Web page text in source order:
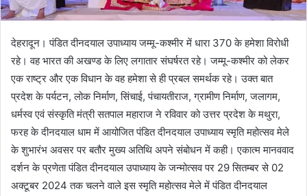
देहरादून। पंडित दीनदयाल उपाध्याय जम्मू-कश्मीर में धारा 370 के हमेशा विरोधी
रहे। वह भारत की अखण्ड के लिए लगातार संघर्षरत रहे। जम्मू-कश्मीर को लेकर
एक राष्ट्र और एक विधान के वह हमेशा से ही प्रबल समर्थक रहे। उक्त बात
प्रदेश के पर्यटन, लोक निर्माण, सिंचाई, पंचायतीराज, ग्रामीण निर्माण, जलागम,
धर्मस्व एवं संस्कृति मंत्री सतपाल महाराज ने रविवार को उत्तर प्रदेश के मथुरा,
फरह के दीनदयाल धाम में आयोजित पंडित दीनदयाल उपाध्याय स्मृति महोत्सव मेले
के शुभारंभ अवसर पर बतौर मुख्य अतिथि अपने संबोधन में कही। एकात्म मानववाद
दर्शन के प्रणेता पंडित दीनदयाल उपाध्याय के जन्मोत्सव पर 29 सितम्बर से 02
अक्टूबर 2024 तक चलने वाले इस स्मृति महोत्सव मेले में पंडित दीनदयाल